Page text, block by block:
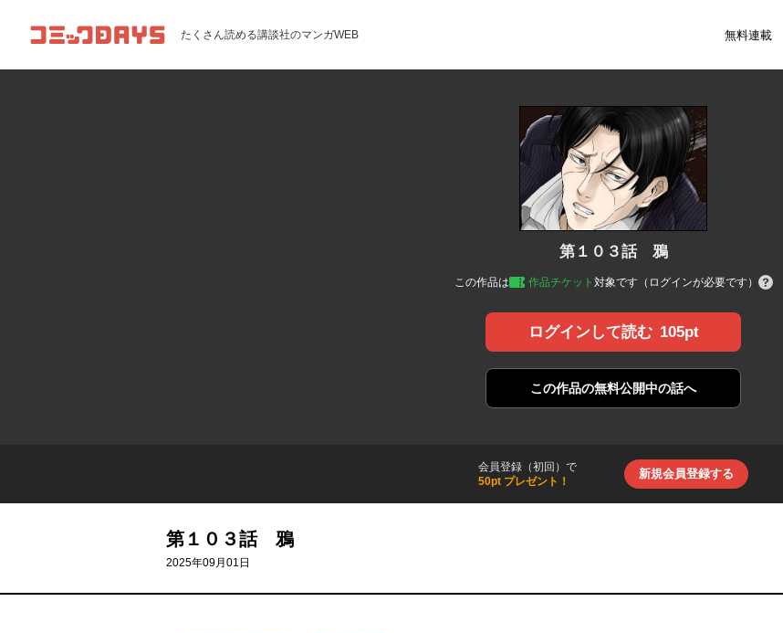
コミックDAYS たくさん読める講談社のマンガWEB 無料連載
第１０３話 鴉
この作品は 作品チケット 対象です（ログインが必要です）
ログインして読む 105pt
この作品の無料公開中の話へ
会員登録（初回）で
50pt プレゼント！
新規会員登録する
第１０３話 鴉
2025年09月01日